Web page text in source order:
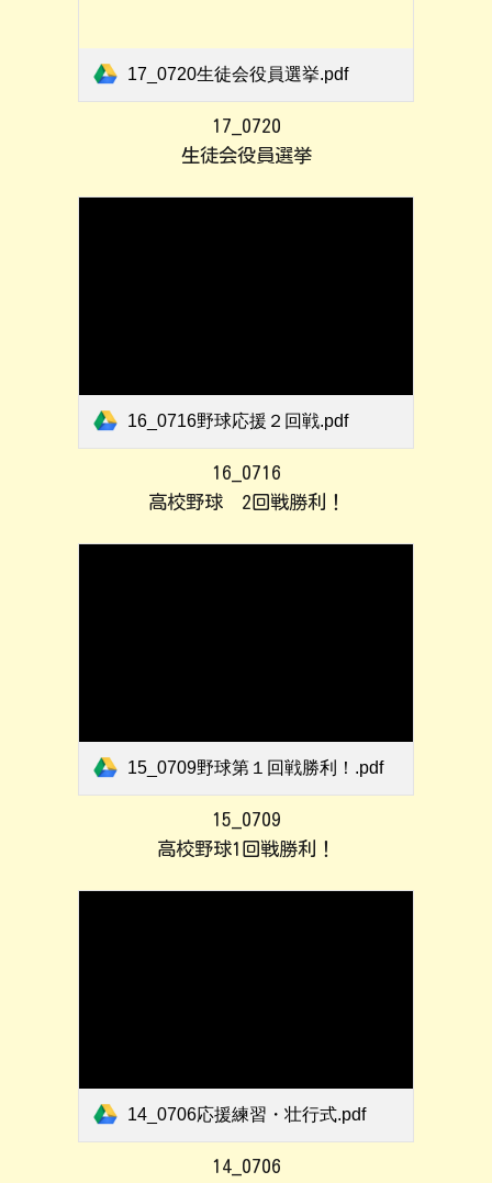
17_0720生徒会役員選挙.pdf
17_0720
生徒会役員選挙
16_0716野球応援２回戦.pdf
16_0716
高校野球 2回戦勝利！
15_0709野球第１回戦勝利！.pdf
15_0709
高校野球1回戦勝利！
14_0706応援練習・壮行式.pdf
14_0706